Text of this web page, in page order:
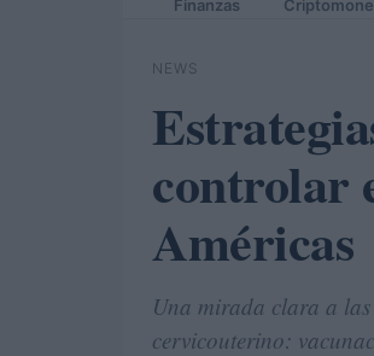
Finanzas
NEWS
controlar
Américas
Una mirada clara a
cervicouterino: